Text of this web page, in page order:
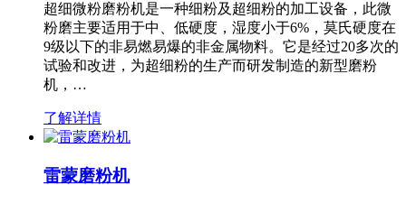
超细微粉磨粉机是一种细粉及超细粉的加工设备，此微
粉磨主要适用于中、低硬度，湿度小于6%，莫氏硬度在
9级以下的非易燃易爆的非金属物料。它是经过20多次的
试验和改进，为超细粉的生产而研发制造的新型磨粉
机，…
了解详情
雷蒙磨粉机